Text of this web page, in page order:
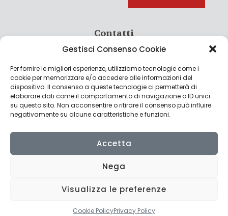
Gestisci Consenso Cookie
Per fornire le migliori esperienze, utilizziamo tecnologie come i
cookie per memorizzare e/o accedere alle informazioni del
dispositivo. Il consenso a queste tecnologie ci permetterà di
elaborare dati come il comportamento di navigazione o ID unici
su questo sito. Non acconsentire o ritirare il consenso può influire
negativamente su alcune caratteristiche e funzioni.
Accetta
Nega
Visualizza le preferenze
Cookie PolicyPrivacy Policy
Contatti
info@culturagroalimentare.com
Note legali
Privacy Policy
© 2022 CulturAgroalimentare di Raffaello De Crescenzo - P.IVA